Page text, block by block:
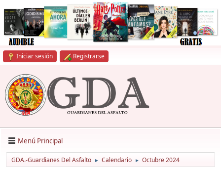
Iniciar sesión Registrarse
Menú Principal
GDA.-Guardianes Del Asfalto ► Calendario ► Octubre 2024